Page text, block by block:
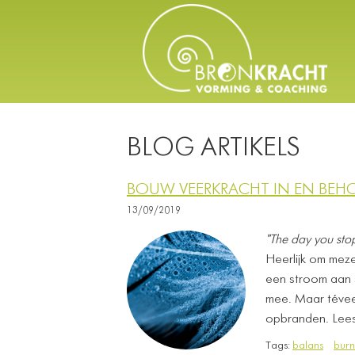
BLOG ARTIKELS
BOUW VEERKRACHT IN EN
13/09/2019
"The day you
Heerlijk om
een stroom aan
mee. Maar
opbranden.
Tags: balans